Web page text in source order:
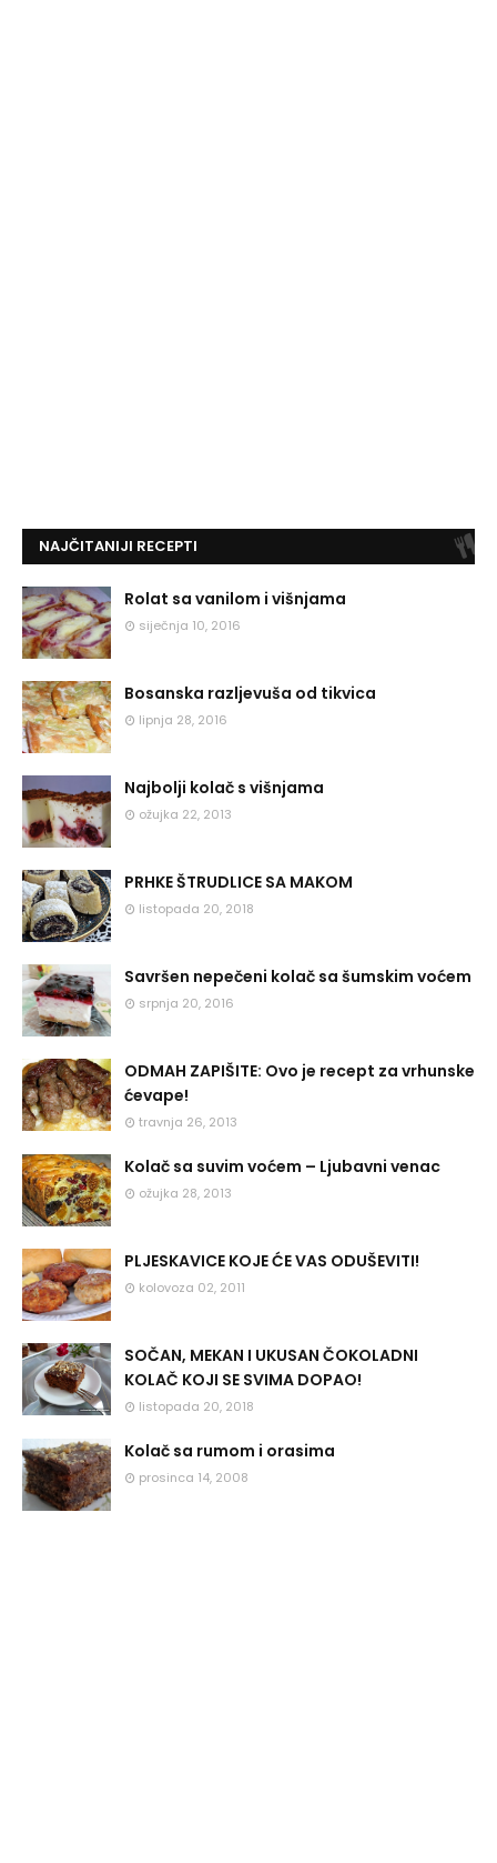
NAJČITANIJI RECEPTI
Rolat sa vanilom i višnjama
siječnja 10, 2016
Bosanska razljevuša od tikvica
lipnja 28, 2016
Najbolji kolač s višnjama
ožujka 22, 2013
PRHKE ŠTRUDLICE SA MAKOM
listopada 20, 2018
Savršen nepečeni kolač sa šumskim voćem
srpnja 20, 2016
ODMAH ZAPIŠITE: Ovo je recept za vrhunske
ćevape!
travnja 26, 2013
Kolač sa suvim voćem – Ljubavni venac
ožujka 28, 2013
PLJESKAVICE KOJE ĆE VAS ODUŠEVITI!
kolovoza 02, 2011
SOČAN, MEKAN I UKUSAN ČOKOLADNI
KOLAČ KOJI SE SVIMA DOPAO!
listopada 20, 2018
Kolač sa rumom i orasima
prosinca 14, 2008